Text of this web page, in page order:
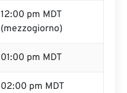
12:00 pm MDT
(mezzogiorno)
01:00 pm MDT
02:00 pm MDT